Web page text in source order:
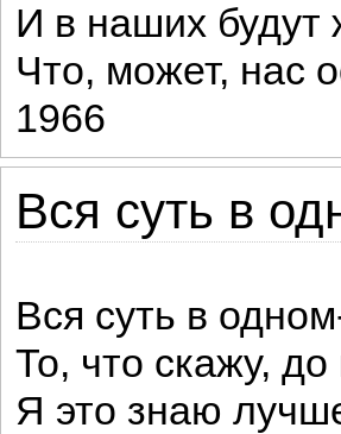
И в наших будут
Что, может, нас
1966
Вся суть в
Вся суть в
То, что скажу,
Я это знаю